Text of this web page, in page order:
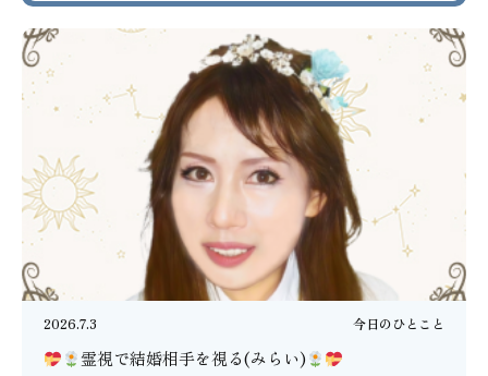
2026.7.3 今日のひとこと
霊視で結婚相手を視る(みらい)